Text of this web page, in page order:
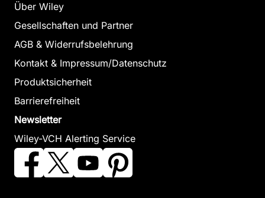
Über Wiley
Gesellschaften und Partner
AGB & Widerrufsbelehrung
Kontakt & Impressum/Datenschutz
Produktsicherheit
Barrierefreiheit
Newsletter
Wiley-VCH Alerting Service